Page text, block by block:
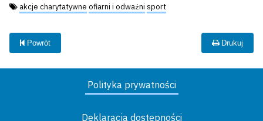
Tagi:
akcje charytatywne ofiarni i odważni sport
Powrót Drukuj
Polityka prywatności
Deklaracja dostępności